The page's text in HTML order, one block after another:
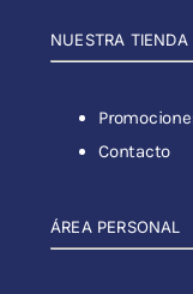
NUESTRA TIENDA
Contacto
ÁREA PERSONAL